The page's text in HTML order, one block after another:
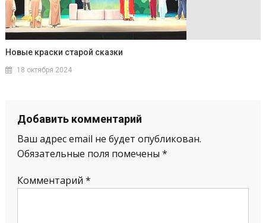
Новые краски старой сказки
18 октября 2024
Добавить комментарий
Ваш адрес email не будет опубликован.
Обязательные поля помечены *
Комментарий *